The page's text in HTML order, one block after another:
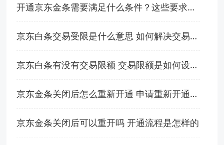
开通京东金条需要满足什么条件？这些要求必须符合！
京东白条交易受限是什么意思 如何解决交易受限
京东白条有没有交易限额 交易限额是如何设定的
京东金条关闭后怎么重新开通 申请重新开通的技巧
京东金条关闭后可以重开吗 开通流程是怎样的